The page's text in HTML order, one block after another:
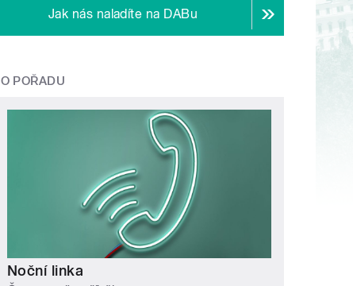
Jak nás naladíte na DABu
O POŘADU
Noční linka